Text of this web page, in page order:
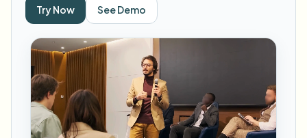
Blader door de volledige voorbeeldenbibliotheek
Gezicht vervagen
Kenteken vervagen
Functies
View all features
Browse every blur tool in one place
Zakelijk
Scholen & onderwijs
Bronnen
Try Now See Demo